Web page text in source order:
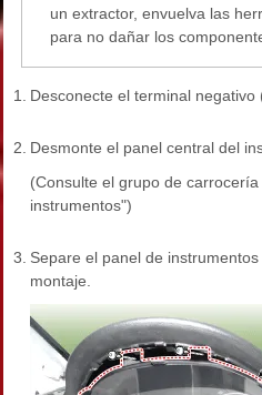
un extractor, envuelva las
para no dañar los
1. Desconecte el terminal negativo
2. Desmonte el panel central del
(Consulte el grupo de
instrumentos")
3. Separe el panel de
montaje.